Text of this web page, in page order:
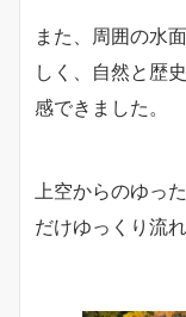
また、周囲の水
しく、自然と歴
感できました。
上空からのゆっ
だけゆっくり流